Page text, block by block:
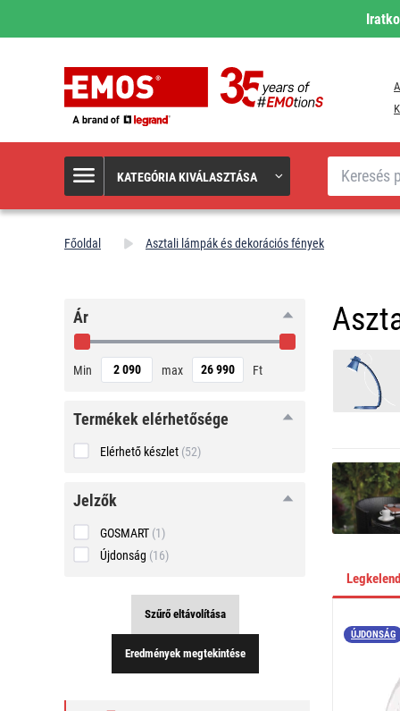
KATEGÓRIA KIVÁLASZTÁSA
Keresés
Főoldal Asztali lámpák és dekorációs fények
Ár
Min max Ft
Termékek elérhetősége
Elérhető készlet (52)
Jelzők
GOSMART (1)
Újdonság (16)
Szűrő eltávolítása
Eredmények megtekintése
ÚJDONSÁG